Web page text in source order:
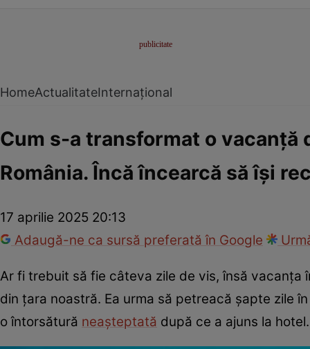
HomeActualitateInternațional
Cum s-a transformat o
România. Încă încearcă să își
17 aprilie 2025 20:13
Adaugă-ne ca sursă preferată în Google
Ar fi trebuit să fie câteva zile de vis, însă
din țara noastră. Ea urma să petreacă șapte zile
o întorsătură neașteptată după ce a ajuns la hotel.